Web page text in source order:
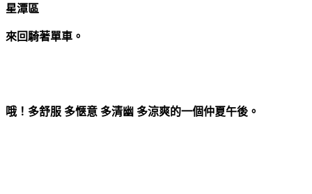
星潭區
來回騎著單車。
哦！多舒服 多愜意 多清幽 多涼爽的一個仲夏午後。